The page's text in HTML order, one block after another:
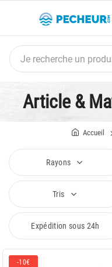
Article &
Accueil
Rayons
Tris
Expédition sous 24h
-10€